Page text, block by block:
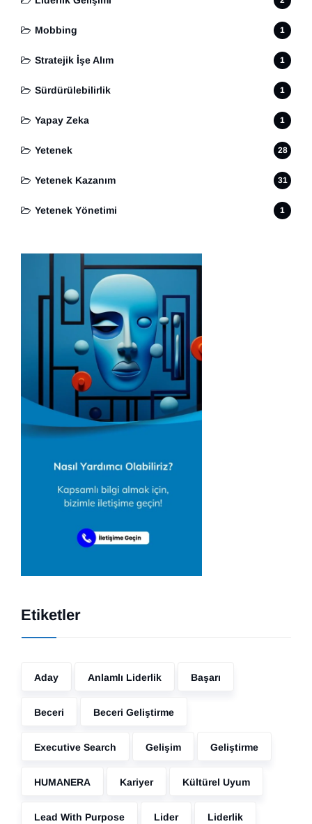
Mobbing 1
Stratejik İşe Alım 1
Sürdürülebilirlik 1
Yapay Zeka 1
Yetenek 28
Yetenek Kazanım 31
Yetenek Yönetimi 1
Etiketler
Aday Anlamlı Liderlik Başarı
Beceri Beceri Geliştirme
Executive Search Gelişim Geliştirme
HUMANERA Kariyer Kültürel Uyum
Lead With Purpose Lider Liderlik